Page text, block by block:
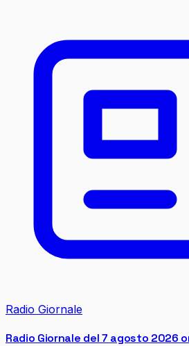
Radio Giornale
Radio Giornale del 7 agosto 2026